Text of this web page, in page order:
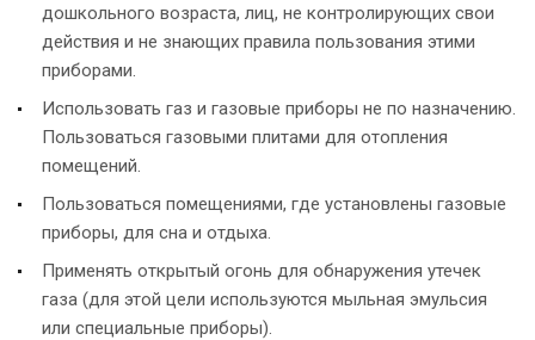
дошкольного возраста, лиц, не контролирующих свои
действия и не знающих правила пользования этими
приборами.
Использовать газ и газовые приборы не по назначению.
Пользоваться газовыми плитами для отопления
помещений.
Пользоваться помещениями, где установлены газовые
приборы, для сна и отдыха.
Применять открытый огонь для обнаружения утечек
газа (для этой цели используются мыльная эмульсия
или специальные приборы).